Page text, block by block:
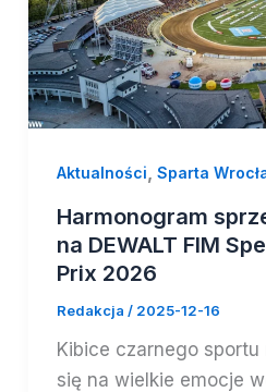
Aktualności Sparta
Harmonogram
na DEWALT FIM
Prix 2026
Redakcja / 2025-12-16
Kibice czarnego
się na wielkie emocje